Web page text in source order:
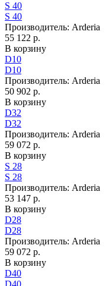
S 40
S 40
Производитель: Arderia
55 122 р.
В корзину
D10
D10
Производитель: Arderia
50 902 р.
В корзину
D32
D32
Производитель: Arderia
59 072 р.
В корзину
S 28
S 28
Производитель: Arderia
53 147 р.
В корзину
D28
D28
Производитель: Arderia
59 072 р.
В корзину
D40